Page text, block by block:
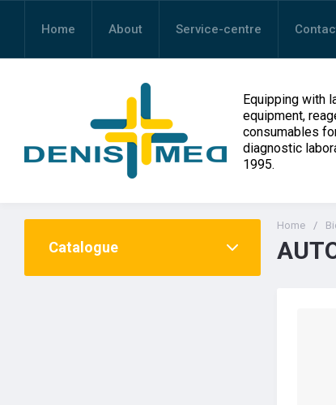
Home About Service-centre
Equipping with
equipment,
consumables
diagnostic
1995.
Catalogue
Home /